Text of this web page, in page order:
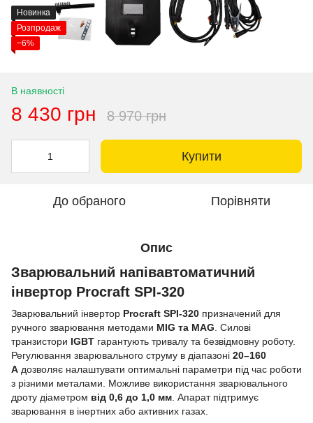
Новинка
Розпродаж
−6%
В наявності
8 430 грн 8 970 грн
Купити
До обраного Порівняти
Опис
Зварювальний напівавтоматичний
інвертор Procraft SPI-320
Зварювальний інвертор Procraft SPI-320 призначений для
ручного зварювання методами MIG та MAG . Силові
транзистори IGBT гарантують тривалу та безвідмовну роботу.
Регулювання зварювального струму в діапазоні 20–160
А дозволяє налаштувати оптимальні параметри під час роботи
з різними металами. Можливе використання зварювального
дроту діаметром від 0,6 до 1,0 мм . Апарат підтримує
зварювання в інертних або активних газах.